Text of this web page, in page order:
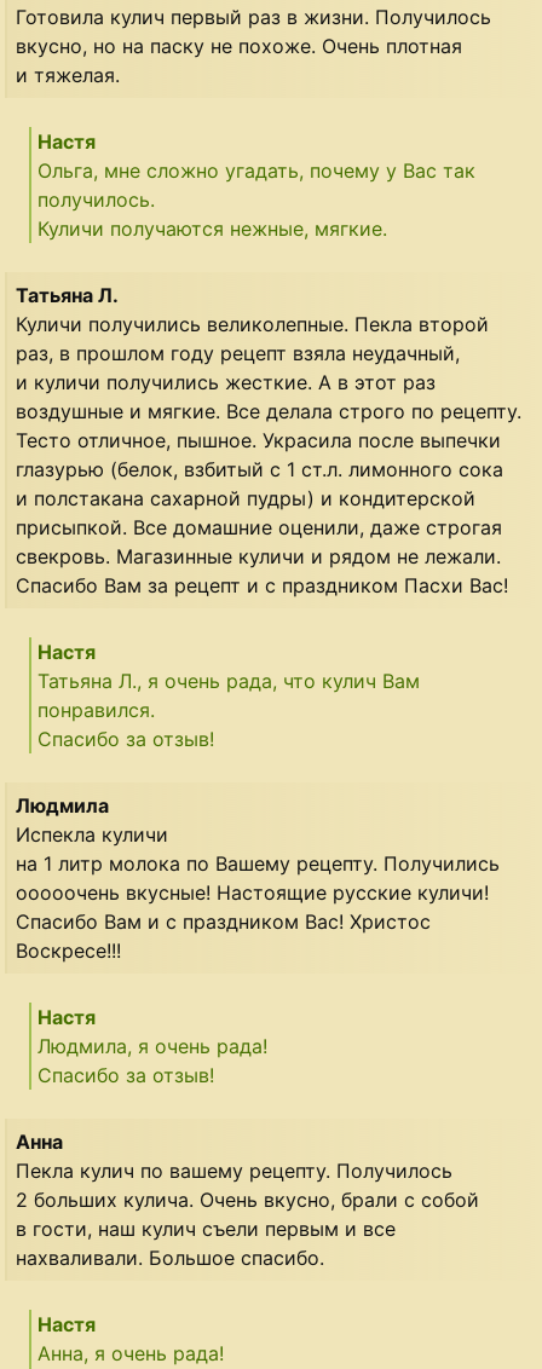
Готовила кулич первый раз в жизни. Получилось
вкусно, но на паску не похоже. Очень плотная
и тяжелая.
Настя
Ольга, мне сложно угадать, почему у Вас так
получилось.
Куличи получаются нежные, мягкие.
Татьяна Л.
Куличи получились великолепные. Пекла второй
раз, в прошлом году рецепт взяла неудачный,
и куличи получились жесткие. А в этот раз
воздушные и мягкие. Все делала строго по рецепту.
Тесто отличное, пышное. Украсила после выпечки
глазурью (белок, взбитый с 1 ст.л. лимонного сока
и полстакана сахарной пудры) и кондитерской
присыпкой. Все домашние оценили, даже строгая
свекровь. Магазинные куличи и рядом не лежали.
Спасибо Вам за рецепт и с праздником Пасхи Вас!
Настя
Татьяна Л., я очень рада, что кулич Вам
понравился.
Спасибо за отзыв!
Людмила
Испекла куличи
на 1 литр молока по Вашему рецепту. Получились
ооооочень вкусные! Настоящие русские куличи!
Спасибо Вам и с праздником Вас! Христос
Воскресе!!!
Настя
Людмила, я очень рада!
Спасибо за отзыв!
Анна
Пекла кулич по вашему рецепту. Получилось
2 больших кулича. Очень вкусно, брали с собой
в гости, наш кулич съели первым и все
нахваливали. Большое спасибо.
Настя
Анна, я очень рада!